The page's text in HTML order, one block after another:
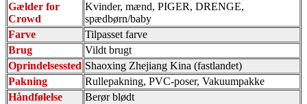
Gælder for
Crowd
Kvinder, mænd, PIGER, DRENGE,
spædbørn/baby
Farve
Tilpasset farve
Brug
Vildt brugt
Oprindelsessted Shaoxing Zhejiang Kina (fastlandet)
Pakning
Rullepakning, PVC-poser, Vakuumpakke
Håndfølelse
Berør blødt